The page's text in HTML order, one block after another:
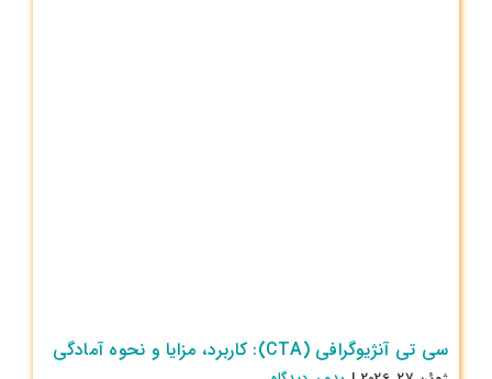
سی تی آنژیوگرافی (CTA): کاربرد، مزایا و نحوه آمادگی